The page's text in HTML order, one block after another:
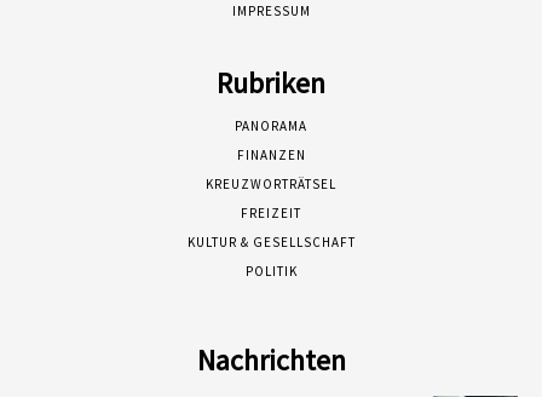
IMPRESSUM
Rubriken
PANORAMA
FINANZEN
KREUZWORTRÄTSEL
FREIZEIT
KULTUR & GESELLSCHAFT
POLITIK
Nachrichten